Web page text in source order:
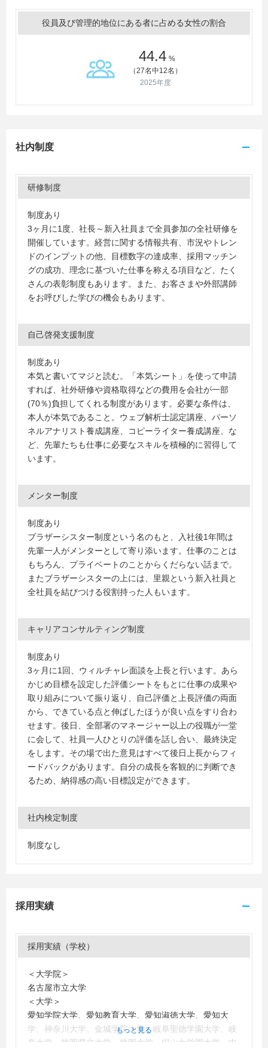
役員及び管理的地位にある者に占める女性の割合
44.4 %
（27名中12名）
2025年度
社内制度
研修制度
制度あり
3ヶ月に1度、社長～新入社員まで全員参加の全社研修を
開催しています。経営に関する情報共有、市況やトレン
ドのインプットの他、目標数字の達成率、採用マッチン
グの成功、理念に基づいた仕事を称える項目など、たく
さんの表彰制度もあります。また、お客さまや外部講師
をお呼びした学びの機会もあります。
自己啓発支援制度
制度あり
本気と書いてマジと読む。「本気シート」を使って申請
すれば、社外研修や資格取得などの費用を会社が一部
(70％)負担してくれる制度があります。必要な条件は、
本人が本気であること。ウェブ解析士認定講座、パーソ
ネルアナリスト養成講座、コピーライター養成講座、な
ど、先輩たちも仕事に必要なスキルを積極的に習得して
います。
メンター制度
制度あり
ブラザーシスター制度という名のもと、入社後1年間は
先輩一人がメンターとして寄り添います。仕事のことは
もちろん、プライベートのことからくだらない話まで。
またブラザーシスターの上には、里親という新入社員と
全社員を結びつける役割持った人もいます。
キャリアコンサルティング制度
制度あり
3ヶ月に1回、ウィルチャレ面談を上長と行います。あら
かじめ目標を設定した評価シートをもとに仕事の成果や
取り組みについて振り返り、自己評価と上長評価の両面
から、できている点と伸ばしたほうが良い点をすり合わ
せます。後日、全部署のマネージャー以上の役職が一堂
に会して、社員一人ひとりの評価を話し合い、最終決定
をします。その場で出た意見はすべて後日上長からフィ
ードバックがあります。自分の成長を客観的に判断でき
るため、納得感の高い目標設定ができます。
社内検定制度
制度なし
採用実績
採用実績（学校）
＜大学院＞
名古屋市立大学
＜大学＞
愛知学院大学、愛知教育大学、愛知淑徳大学、愛知大
学、神奈川大学、金城学院大学、岐阜聖徳学園大学、岐
阜大学、静岡県立大学、静岡大学、椙山女学園大学、中
もっと見る